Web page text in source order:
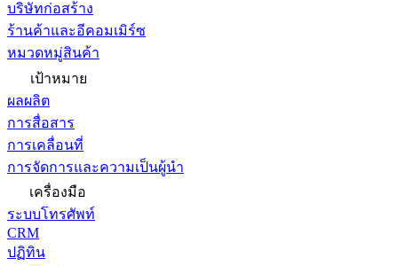
บริษัทก่อสร้าง
ร้านค้าและอีคอมเมิร์ซ
หมวดหมู่สินค้า
เป้าหมาย
ผลผลิต
การสื่อสาร
การเคลื่อนที่
การจัดการและความเป็นผู้นำ
เครื่องมือ
ระบบโทรศัพท์
CRM
ปฏิทิน